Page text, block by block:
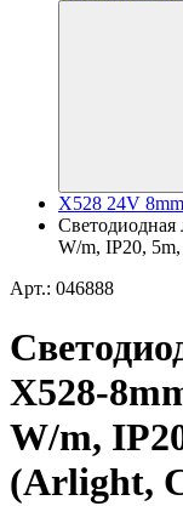
X528 24V
Светодиодная
W/m, IP20,
Арт.: 046888
X528-
W/m,
(Arlight,